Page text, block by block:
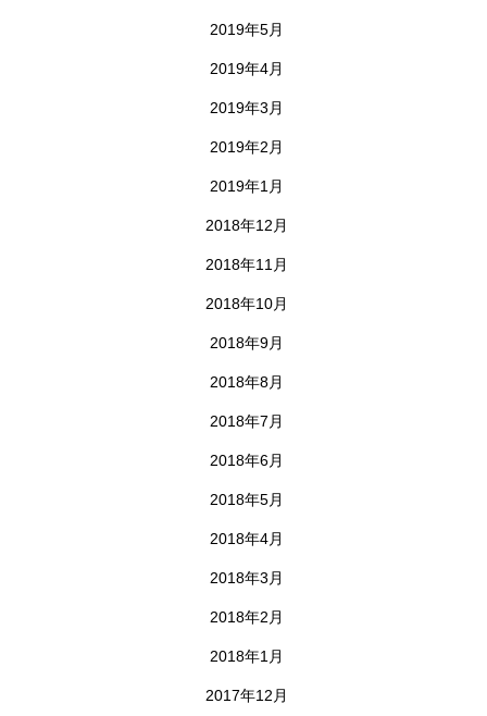
2019年5月
2019年4月
2019年3月
2019年2月
2019年1月
2018年12月
2018年11月
2018年10月
2018年9月
2018年8月
2018年7月
2018年6月
2018年5月
2018年4月
2018年3月
2018年2月
2018年1月
2017年12月